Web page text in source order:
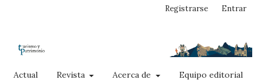
Actual Revista Acerca de Equipo editorial
Registrarse Entrar